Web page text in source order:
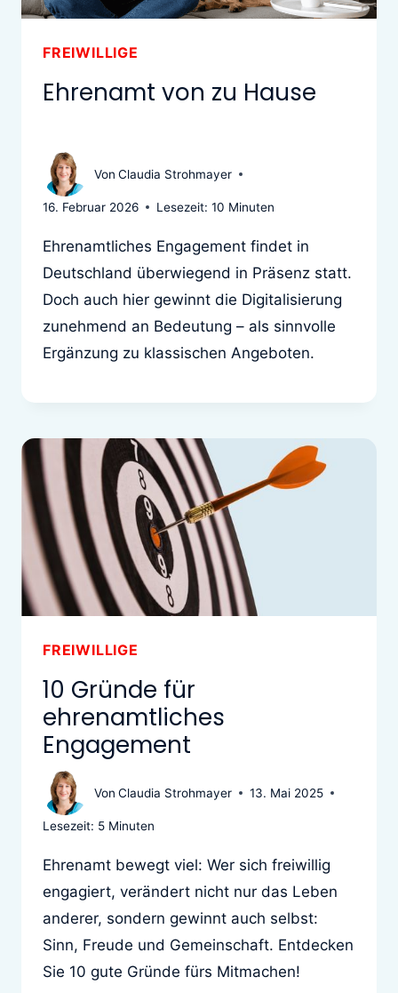
FREIWILLIGE
Ehrenamt von zu Hause
Von Claudia Strohmayer
16. Februar 2026 Lesezeit: 10 Minuten
Ehrenamtliches Engagement findet in
Deutschland überwiegend in Präsenz statt.
Doch auch hier gewinnt die Digitalisierung
zunehmend an Bedeutung – als sinnvolle
Ergänzung zu klassischen Angeboten.
FREIWILLIGE
10 Gründe für
ehrenamtliches
Engagement
Von Claudia Strohmayer 13. Mai 2025
Lesezeit: 5 Minuten
Ehrenamt bewegt viel: Wer sich freiwillig
engagiert, verändert nicht nur das Leben
anderer, sondern gewinnt auch selbst:
Sinn, Freude und Gemeinschaft. Entdecken
Sie 10 gute Gründe fürs Mitmachen!